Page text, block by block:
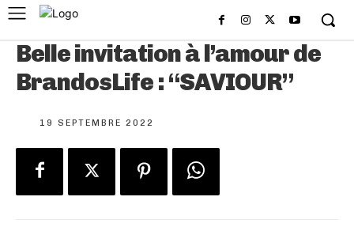
Belle invitation à l’amour de
BrandosLife : “SAVIOUR”
19 SEPTEMBRE 2022